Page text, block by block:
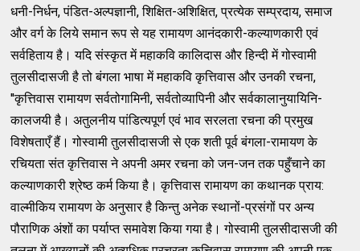
धनी-निर्धन, पंडित-अल्पज्ञानी, शिक्षित-अशिक्षित, प्रत्येक सम्प्रदाय, समाज
और वर्ग के लिये समान रूप से यह रामायण आनंदकारी-कल्याणकारी एवं
सर्वहिताय है। यदि संस्कृत में महाकवि कालिदास और हिन्दी में गोस्वामी
तुलसीदासजी है तो बंगला भाषा में महाकवि कृत्तिवास और उनकी रचना,
''कृत्तिवास रामायण सर्वतोगामिनी, सर्वतोव्यापिनी और सर्वकालानुयायिनि-
कालजयी है। अतुलनीय पांडित्यपूर्ण एवं भाव सरलता रचना की प्रमुख
विशेषताएँ हैं। गोस्वामी तुलसीदासजी से एक शती पूर्व बंगला-रामायण के
रचियता संत कृत्तिवास ने अपनी अमर रचना को जन-जन तक पहुँचाने का
कल्याणकारी श्रेष्ठ कर्म किया है। कृत्तिवास रामायण का कथानक प्राय:
वाल्मीकिय रामायण के अनुसार है किन्तु अनेक स्थानों-प्रसंगों पर अन्य
पौराणिक अंशों का पर्याप्त समावेश किया गया है। गोस्वामी तुलसीदासजी की